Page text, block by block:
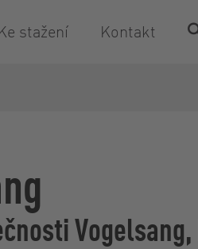
stažení Kontakt